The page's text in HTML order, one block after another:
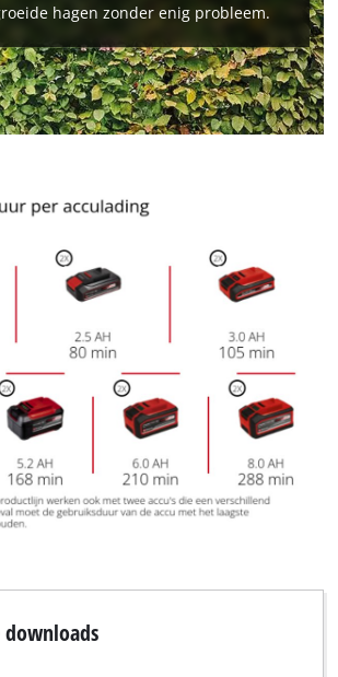
hagen zonder enig probleem.